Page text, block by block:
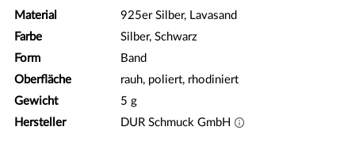
Material
925er Silber, Lavasand
Farbe
Silber, Schwarz
Form
Band
Oberfläche
rauh, poliert, rhodiniert
Gewicht
5 g
Hersteller
DUR Schmuck GmbH